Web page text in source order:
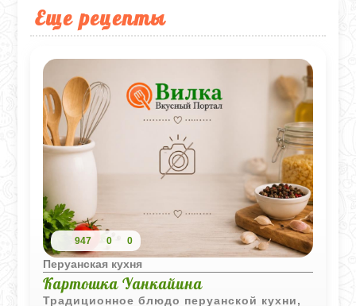
Еще рецепты
947 0 0
Перуанская кухня
Картошка Уанкайина
Традиционное блюдо перуанской кухни,